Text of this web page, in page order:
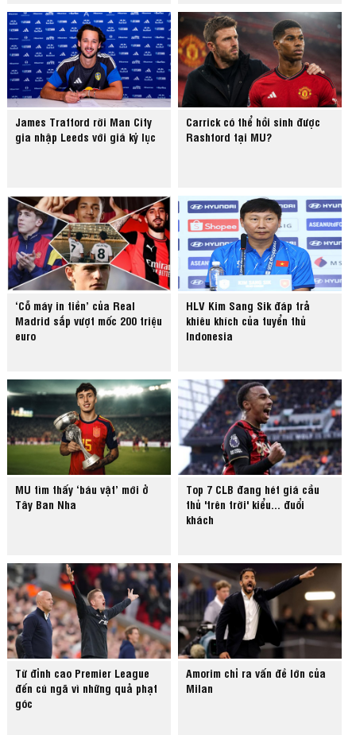
James Trafford rời Man City
gia nhập Leeds với giá kỷ lục
Carrick có thể hồi sinh được
Rashford tại MU?
‘Cỗ máy in tiền’ của Real
Madrid sắp vượt mốc 200 triệu
euro
HLV Kim Sang Sik đáp trả
khiêu khích của tuyển thủ
Indonesia
MU tìm thấy ‘báu vật’ mới ở
Tây Ban Nha
Top 7 CLB đang hét giá cầu
thủ 'trên trời' kiểu... đuổi
khách
Từ đỉnh cao Premier League
đến cú ngã vì những quả phạt
góc
Amorim chỉ ra vấn đề lớn của
Milan